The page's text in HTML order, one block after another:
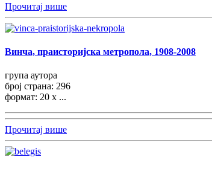
Прочитај више
Винча, праисторијска метропола, 1908-2008
група аутора
број страна: 296
формат: 20 х ...
Прочитај више